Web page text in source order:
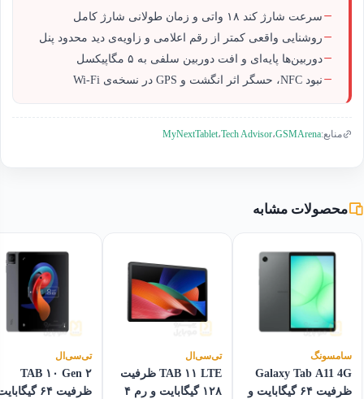
سرعت شارژ کند ۱۸ واتی و زمان طولانی شارژ کامل
روشنایی واقعی کمتر از رقم اعلامی و زاویه‌ی دید محدود پنل
دوربین‌ها پایه‌ای و افت دوربین سلفی به ۵ مگاپیکسل
نبود NFC، حسگر اثر انگشت و GPS در نسخه‌ی Wi-Fi
منابع:GSMArena،Tech Advisor،MyNextTablet
محصولات مشابه
سامسونگ
Galaxy Tab A11 4G
ظرفیت ۶۴ گیگابایت و
تی‌سی‌ال
TAB ۱۱ LTE ظرفیت
۱۲۸ گیگابایت و رم ۴
تی‌سی‌ال
TAB ۱۰ Gen ۲
ظرفیت ۶۴